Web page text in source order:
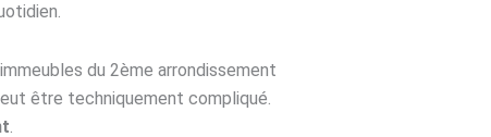
du 2ème arrondissement
être techniquement compliqué.
.